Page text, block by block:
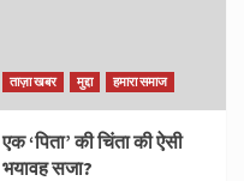
ताज़ा खबर मुद्दा हमारा समाज
एक ‘पिता’ की चिंता की ऐसी
भयावह सजा?